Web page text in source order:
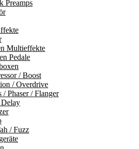
Preamps
Multieffekte
Pedale
/ Boost
/ Overdrive
/ Phaser / Flanger
/ Fuzz